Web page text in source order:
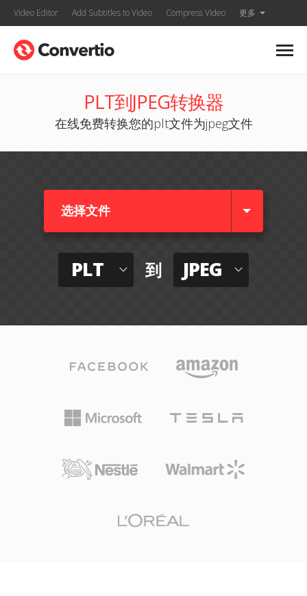
Video Editor Add Subtitles to Video Compress Video 更多
PLT到JPEG转换器
在线免费转换您的plt文件为jpeg文件
选择文件
PLT 到 JPEG